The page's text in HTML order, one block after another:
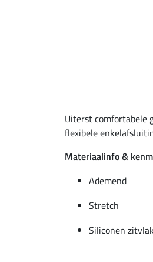
Uiterst comfortabele
flexibele
Materiaalinfo &
Ademend
Stretch
Siliconen zitvlak